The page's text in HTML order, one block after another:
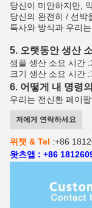
당신이 미안하지만,
당신의 완전히 / 선박
특사와 방식과 우리
5. 오랫동안 생산
샘플 생산 소요 시간
크기 생산 소요 시간
6. 어떻게 내 명령
우리는 전신환 페이팔
저에게 연락하세요
위챗 & Tel :+86
왓츠앱 : +86